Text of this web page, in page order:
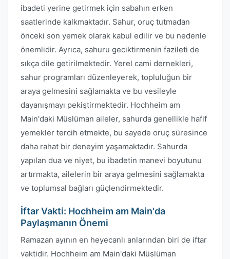
ibadeti yerine getirmek için sabahın erken
saatlerinde kalkmaktadır. Sahur, oruç tutmadan
önceki son yemek olarak kabul edilir ve bu nedenle
önemlidir. Ayrıca, sahuru geciktirmenin fazileti de
sıkça dile getirilmektedir. Yerel cami dernekleri,
sahur programları düzenleyerek, topluluğun bir
araya gelmesini sağlamakta ve bu vesileyle
dayanışmayı pekiştirmektedir. Hochheim am
Main'daki Müslüman aileler, sahurda genellikle hafif
yemekler tercih etmekte, bu sayede oruç süresince
daha rahat bir deneyim yaşamaktadır. Sahurda
yapılan dua ve niyet, bu ibadetin manevi boyutunu
artırmakta, ailelerin bir araya gelmesini sağlamakta
ve toplumsal bağları güçlendirmektedir.
İftar Vakti: Hochheim am Main'da
Paylaşmanın Önemi
Ramazan ayının en heyecanlı anlarından biri de iftar
vaktidir. Hochheim am Main'daki Müslüman